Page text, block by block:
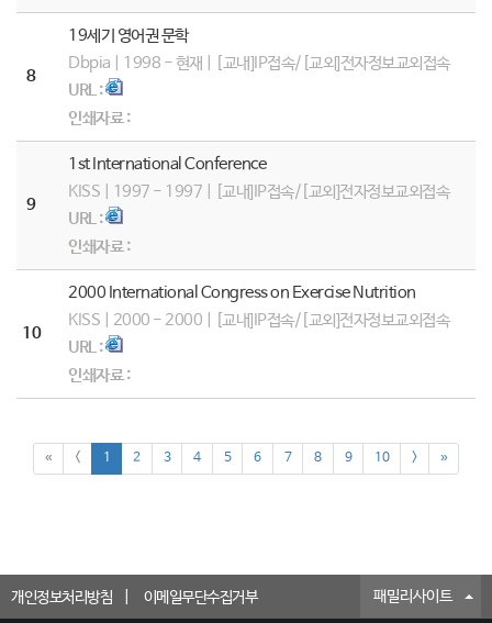
8
19세기 영어권 문학
Dbpia | 1998 - 현재 | [교내]IP접속/[교외]전자정보교외접속
URL :
인쇄자료 :
9
1st International Conference
KISS | 1997 - 1997 | [교내]IP접속/[교외]전자정보교외접속
URL :
인쇄자료 :
10
2000 International Congress on Exercise Nutrition
KISS | 2000 - 2000 | [교내]IP접속/[교외]전자정보교외접속
URL :
인쇄자료 :
« < 1 2 3 4 5 6 7 8 9 10 > »
개인정보처리방침 이메일무단수집거부 패밀리사이트